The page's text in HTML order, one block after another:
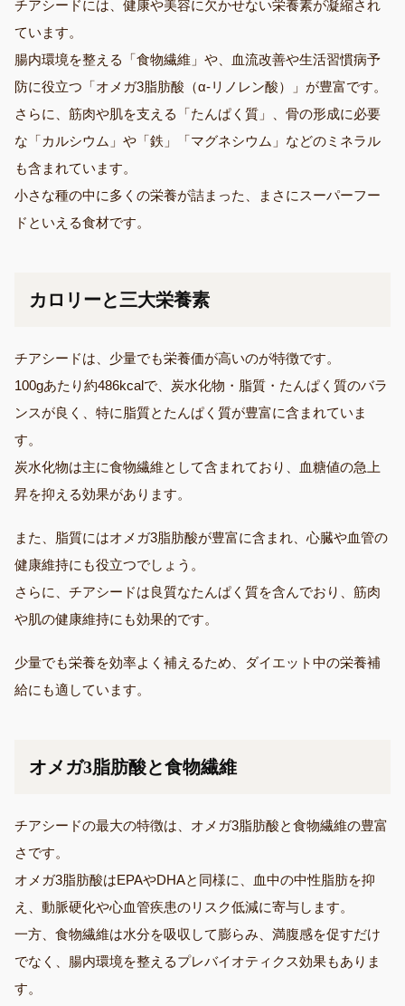
チアシードには、健康や美容に欠かせない栄養素が凝縮され
ています。
腸内環境を整える「食物繊維」や、血流改善や生活習慣病予
防に役立つ「オメガ3脂肪酸（α‐リノレン酸）」が豊富です。
さらに、筋肉や肌を支える「たんぱく質」、骨の形成に必要
な「カルシウム」や「鉄」「マグネシウム」などのミネラル
も含まれています。
小さな種の中に多くの栄養が詰まった、まさにスーパーフー
ドといえる食材です。
カロリーと三大栄養素
チアシードは、少量でも栄養価が高いのが特徴です。
100gあたり約486kcalで、炭水化物・脂質・たんぱく質のバラ
ンスが良く、特に脂質とたんぱく質が豊富に含まれていま
す。
炭水化物は主に食物繊維として含まれており、血糖値の急上
昇を抑える効果があります。
また、脂質にはオメガ3脂肪酸が豊富に含まれ、心臓や血管の
健康維持にも役立つでしょう。
さらに、チアシードは良質なたんぱく質を含んでおり、筋肉
や肌の健康維持にも効果的です。
少量でも栄養を効率よく補えるため、ダイエット中の栄養補
給にも適しています。
オメガ3脂肪酸と食物繊維
チアシードの最大の特徴は、オメガ3脂肪酸と食物繊維の豊富
さです。
オメガ3脂肪酸はEPAやDHAと同様に、血中の中性脂肪を抑
え、動脈硬化や心血管疾患のリスク低減に寄与します。
一方、食物繊維は水分を吸収して膨らみ、満腹感を促すだけ
でなく、腸内環境を整えるプレバイオティクス効果もありま
す。